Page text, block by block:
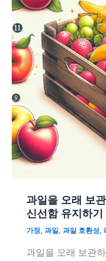
과일을 오래 보
신선함 유지하기
가정, 과일, 과일 호환성,
과일을 오래 보관